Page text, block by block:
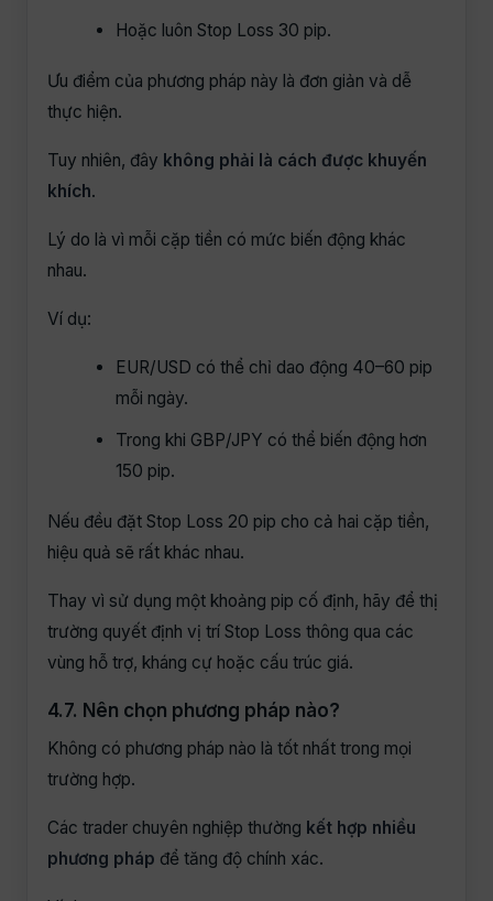
Hoặc luôn Stop Loss 30 pip.
Ưu điểm của phương pháp này là đơn giản và dễ
thực hiện.
Tuy nhiên, đây không phải là cách được khuyến
khích.
Lý do là vì mỗi cặp tiền có mức biến động khác
nhau.
Ví dụ:
EUR/USD có thể chỉ dao động 40–60 pip
mỗi ngày.
Trong khi GBP/JPY có thể biến động hơn
150 pip.
Nếu đều đặt Stop Loss 20 pip cho cả hai cặp tiền,
hiệu quả sẽ rất khác nhau.
Thay vì sử dụng một khoảng pip cố định, hãy để thị
trường quyết định vị trí Stop Loss thông qua các
vùng hỗ trợ, kháng cự hoặc cấu trúc giá.
4.7. Nên chọn phương pháp nào?
Không có phương pháp nào là tốt nhất trong mọi
trường hợp.
Các trader chuyên nghiệp thường kết hợp nhiều
phương pháp để tăng độ chính xác.